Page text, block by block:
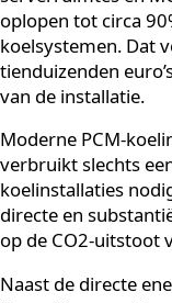
De besparingen
en toepassing,
serverruimtes en
oplopen tot circa
koelsystemen.
tienduizenden
van de installatie.